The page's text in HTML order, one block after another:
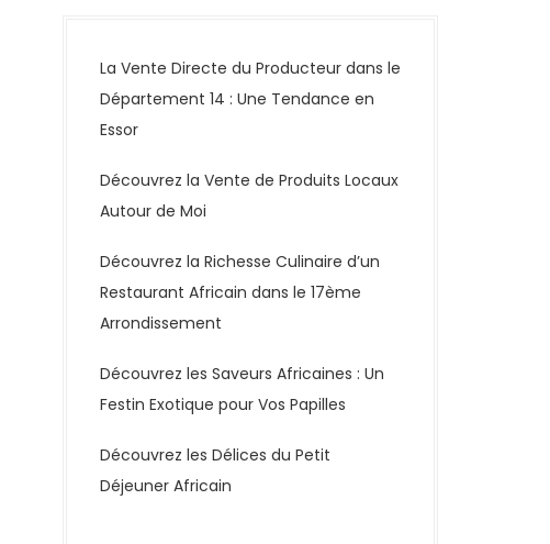
La Vente Directe du Producteur dans le
Département 14 : Une Tendance en
Essor
Découvrez la Vente de Produits Locaux
Autour de Moi
Découvrez la Richesse Culinaire d’un
Restaurant Africain dans le 17ème
Arrondissement
Découvrez les Saveurs Africaines : Un
Festin Exotique pour Vos Papilles
Découvrez les Délices du Petit
Déjeuner Africain